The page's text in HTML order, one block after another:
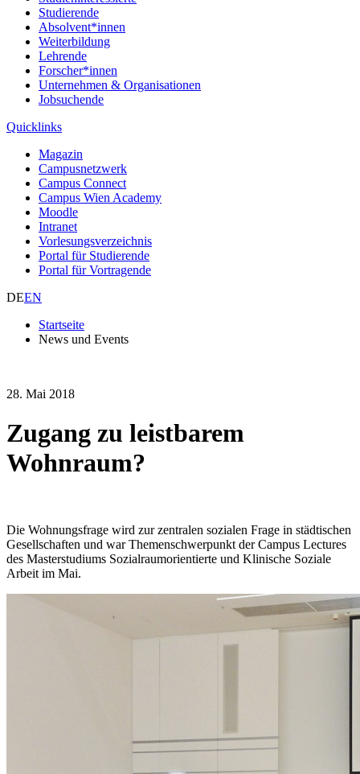
Studierende
Absolvent*innen
Weiterbildung
Lehrende
Forscher*innen
Unternehmen & Organisationen
Jobsuchende
Quicklinks
Magazin
Campusnetzwerk
Campus Connect
Campus Wien Academy
Moodle
Intranet
Vorlesungsverzeichnis
Portal für Studierende
Portal für Vortragende
DEEN
Startseite
News und Events
28. Mai 2018
Zugang zu leistbarem
Wohnraum?
Die Wohnungsfrage wird zur zentralen sozialen Frage in städtischen
Gesellschaften und war Themenschwerpunkt der Campus Lectures
des Masterstudiums Sozialraumorientierte und Klinische Soziale
Arbeit im Mai.